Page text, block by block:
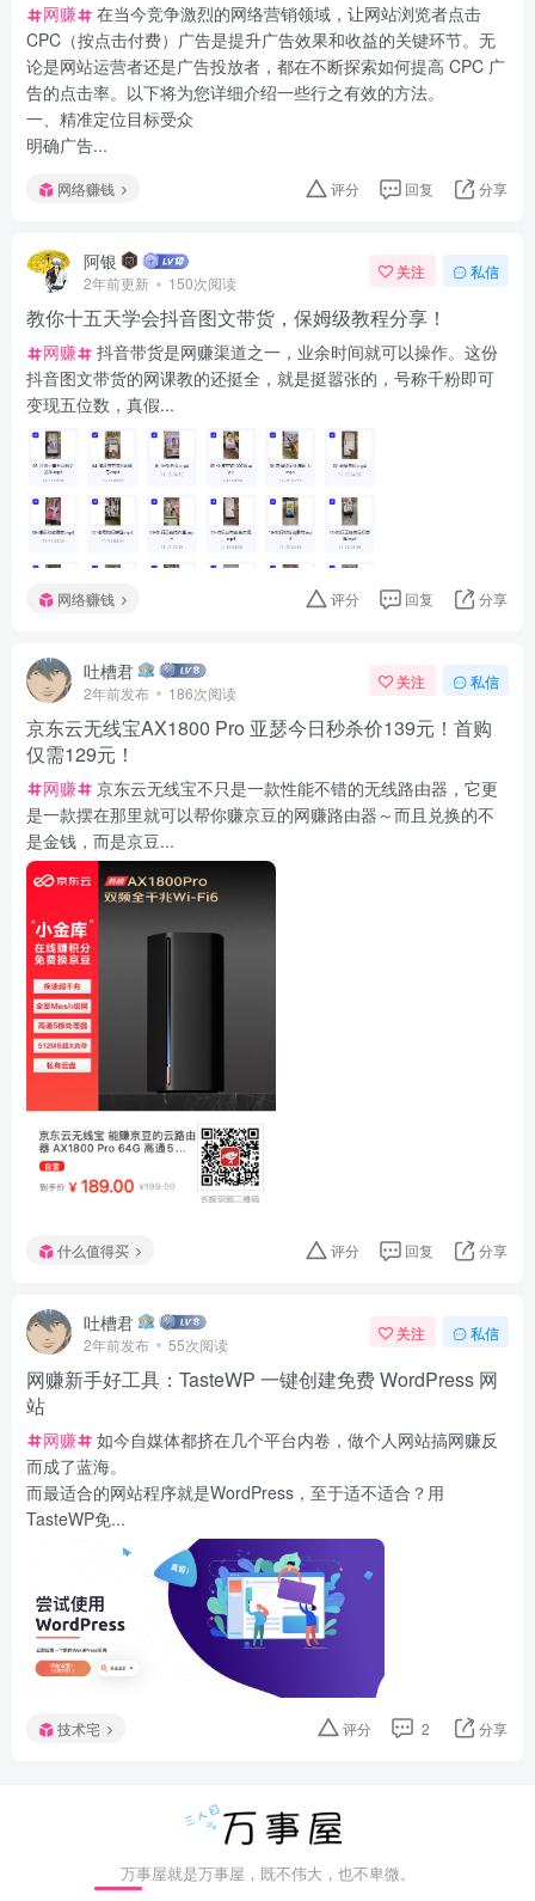
网赚
在当今竞争激烈的网络营销领域，让网站浏览者点击
CPC（按点击付费）广告是提升广告效果和收益的关键环节。无
论是网站运营者还是广告投放者，都在不断探索如何提高 CPC 广
告的点击率。以下将为您详细介绍一些行之有效的方法。
一、精准定位目标受众
明确广告...
网络赚钱 评分 回复 分享
阿银
2年前更新 150次阅读
关注 私信
教你十五天学会抖音图文带货，保姆级教程分享！
网赚
抖音带货是网赚渠道之一，业余时间就可以操作。这份
抖音图文带货的网课教的还挺全，就是挺嚣张的，号称千粉即可
变现五位数，真假...
网络赚钱 评分 回复 分享
吐槽君
2年前发布 186次阅读
关注 私信
京东云无线宝AX1800 Pro 亚瑟今日秒杀价139元！首购
仅需129元！
网赚
京东云无线宝不只是一款性能不错的无线路由器，它更
是一款摆在那里就可以帮你赚京豆的网赚路由器～而且兑换的不
是金钱，而是京豆...
什么值得买 评分 回复 分享
吐槽君
2年前发布 55次阅读
关注 私信
网赚新手好工具：TasteWP 一键创建免费 WordPress 网
站
网赚
如今自媒体都挤在几个平台内卷，做个人网站搞网赚反
而成了蓝海。
而最适合的网站程序就是WordPress，至于适不适合？用
TasteWP免...
技术宅 评分 2 分享
万事屋就是万事屋，既不伟大，也不卑微。